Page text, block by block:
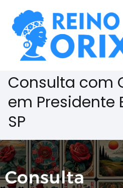
Consulta com
em Presidente
SP